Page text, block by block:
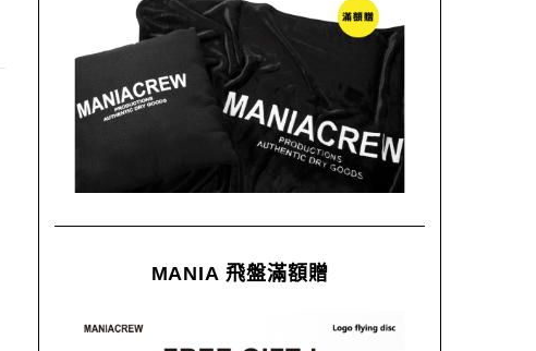
MANIA 飛盤滿額贈